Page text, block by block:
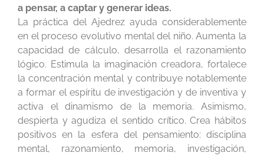
a pensar, a captar y generar ideas.
La práctica del Ajedrez ayuda considerablemente
en el proceso evolutivo mental del niño. Aumenta la
capacidad de cálculo, desarrolla el razonamiento
lógico. Estimula la imaginación creadora, fortalece
la concentración mental y contribuye notablemente
a formar el espíritu de investigación y de inventiva y
activa el dinamismo de la
memoria.
Asimismo,
despierta y agudiza el sentido crítico. Crea hábitos
positivos en la esfera del pensamiento: disciplina
mental, razonamiento, memoria, investigación,